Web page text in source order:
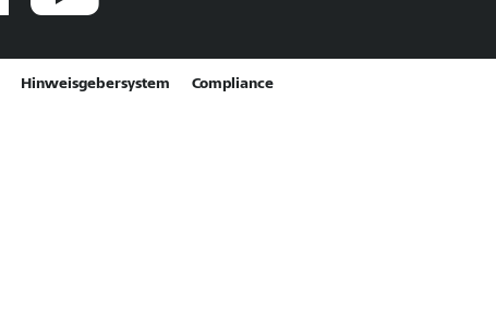
Hinweisgebersystem
Compliance